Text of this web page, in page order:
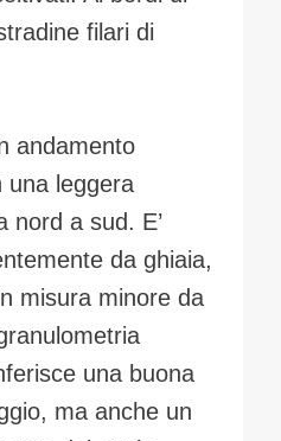
filari di
andamento
una leggera
nord a sud. E’
da ghiaia,
misura minore da
una buona
ma anche un